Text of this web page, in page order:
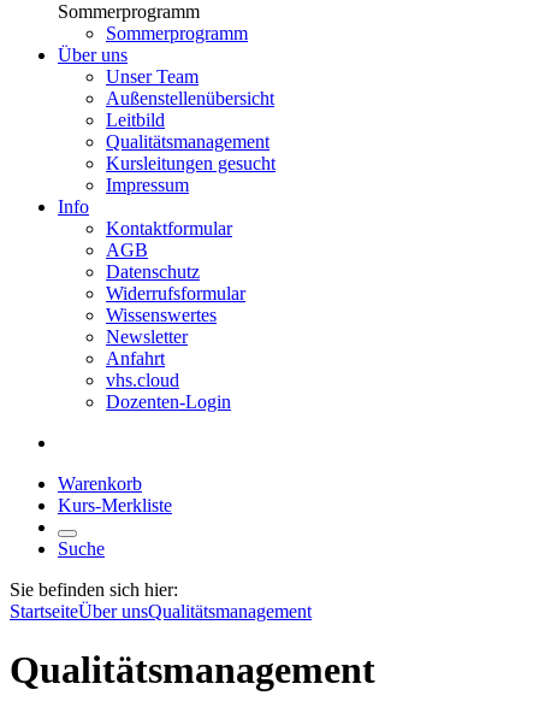
Sommerprogramm
Sommerprogramm
Über uns
Unser Team
Außenstellenübersicht
Leitbild
Qualitätsmanagement
Kursleitungen gesucht
Impressum
Info
Kontaktformular
AGB
Datenschutz
Widerrufsformular
Wissenswertes
Newsletter
Anfahrt
vhs.cloud
Dozenten-Login
Warenkorb
Kurs-Merkliste
Suche
Sie befinden sich hier:
StartseiteÜber unsQualitätsmanagement
Qualitätsmanagement